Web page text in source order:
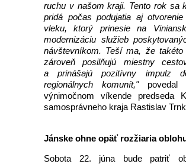
ruchu v našom kraji. Tento rok sa
pridá počas podujatia aj otvorenie
vleku, ktorý prinesie na
modernizáciu služieb
návštevníkom. Teší ma, že takéto
zároveň posilňujú miestny
a prinášajú pozitívny impulz
regionálnych komunít,"povedal
výnimočnom víkende predseda
samosprávneho kraja Rastislav
Jánske ohne opäť rozžiaria
Sobota 22. júna bude patriť